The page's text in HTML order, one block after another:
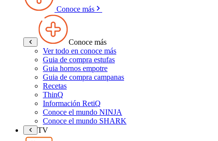
Conoce más
Conoce más
Ver todo en conoce más
Guia de compra estufas
Guia hornos empotre
Guia de compra campanas
Recetas
ThinQ
Información RetiQ
Conoce el mundo NINJA
Conoce el mundo SHARK
TV